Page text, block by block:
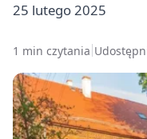
25 lutego 2025
1 min czytania